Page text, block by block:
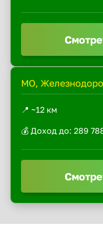
МО,
📍 ~12 км
💰 Доход до: 289